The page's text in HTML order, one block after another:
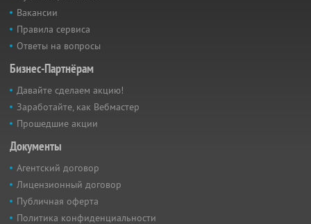
Вакансии
Правила сервиса
Ответы на вопросы
Бизнес-Партнёрам
Давайте сделаем акцию!
Заработайте, как Вебмастер
Прошедшие акции
Документы
Агентский договор
Лицензионный договор
Публичная оферта
Политика конфиденциальности